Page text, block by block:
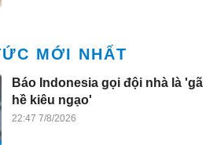
MỚI NHẤT
Báo Indonesia gọi đội nhà là 'gã
hề kiêu ngạo'
22:47 7/8/2026